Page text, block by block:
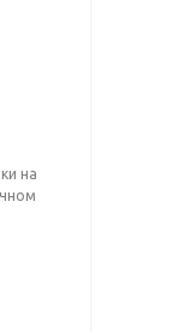
на